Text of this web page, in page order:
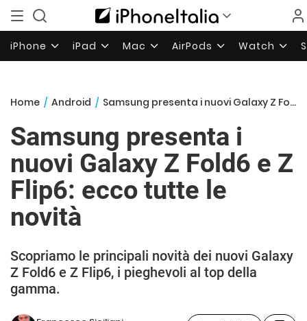
iPhone iPad Mac AirPods Watch
Home / Android / Samsung presenta i nuovi Galaxy Z Fold6 e Z Flip6: ecco tutte le novità
Samsung presenta i
nuovi Galaxy Z Fold6 e Z
Flip6: ecco tutte le
novità
Scopriamo le principali novità dei nuovi Galaxy
Z Fold6 e Z Flip6, i pieghevoli al top della
gamma.